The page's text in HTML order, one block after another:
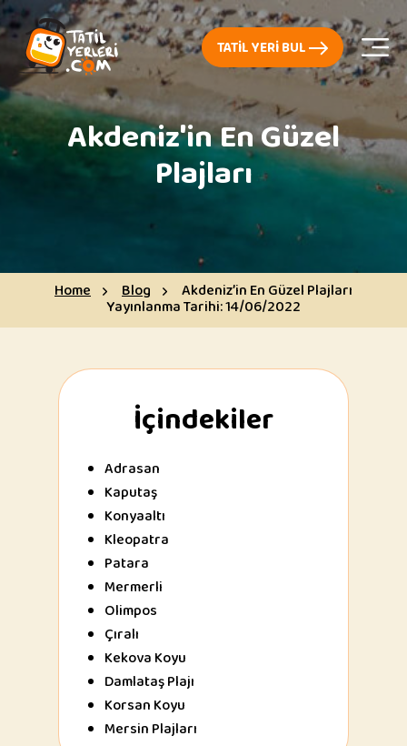
TATIL YERI BUL
Akdeniz'in En Güzel
Plajları
Home Blog Akdeniz’in En Güzel Plajları
Yayınlanma Tarihi:14/06/2022
İçindekiler
Adrasan
Kaputaş
Konyaaltı
Kleopatra
Patara
Mermerli
Olimpos
Çıralı
Kekova Koyu
Damlataş Plajı
Korsan Koyu
Mersin Plajları